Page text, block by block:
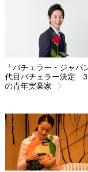
「バチェラー・ジャパ
代目バチェラー決定
の青年実業家